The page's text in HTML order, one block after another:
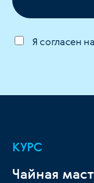
Я согласен
КУРС
Чайная